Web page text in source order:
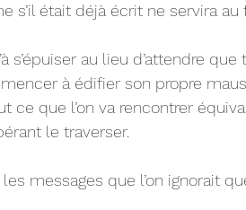
était déjà écrit ne servira au
s’épuiser au lieu d’attendre que
à édifier son propre
ce que l’on va rencontrer
le traverser.
les messages que l’on ignorait